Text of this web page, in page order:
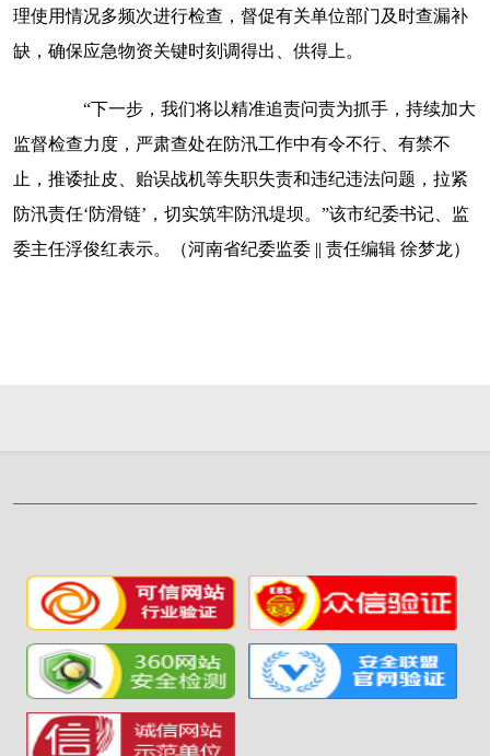
理使用情况多频次进行检查，督促有关单位部门及时查漏补
缺，确保应急物资关键时刻调得出、供得上。
“下一步，我们将以精准追责问责为抓手，持续加大
监督检查力度，严肃查处在防汛工作中有令不行、有禁不
止，推诿扯皮、贻误战机等失职失责和违纪违法问题，拉紧
防汛责任‘防滑链’，切实筑牢防汛堤坝。”该市纪委书记、监
委主任浮俊红表示。（河南省纪委监委 || 责任编辑 徐梦龙）